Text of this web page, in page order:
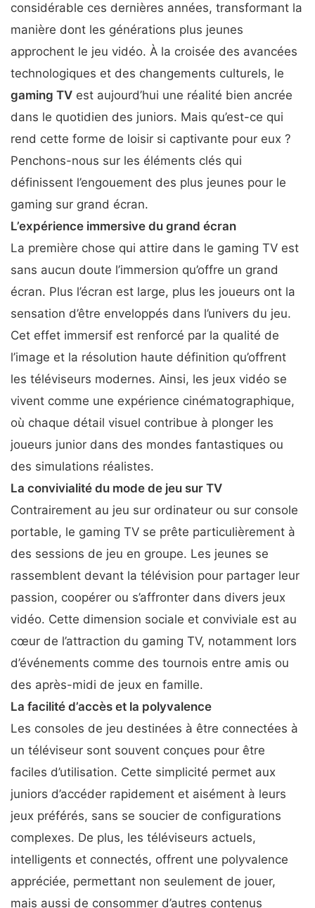
considérable ces dernières années, transformant la
manière dont les générations plus jeunes
approchent le jeu vidéo. À la croisée des avancées
technologiques et des changements culturels, le
gaming TV est aujourd’hui une réalité bien ancrée
dans le quotidien des juniors. Mais qu’est-ce qui
rend cette forme de loisir si captivante pour eux ?
Penchons-nous sur les éléments clés qui
définissent l’engouement des plus jeunes pour le
gaming sur grand écran.
L’expérience immersive du grand écran
La première chose qui attire dans le gaming TV est
sans aucun doute l’immersion qu’offre un grand
écran. Plus l’écran est large, plus les joueurs ont la
sensation d’être enveloppés dans l’univers du jeu.
Cet effet immersif est renforcé par la qualité de
l’image et la résolution haute définition qu’offrent
les téléviseurs modernes. Ainsi, les jeux vidéo se
vivent comme une expérience cinématographique,
où chaque détail visuel contribue à plonger les
joueurs junior dans des mondes fantastiques ou
des simulations réalistes.
La convivialité du mode de jeu sur TV
Contrairement au jeu sur ordinateur ou sur console
portable, le gaming TV se prête particulièrement à
des sessions de jeu en groupe. Les jeunes se
rassemblent devant la télévision pour partager leur
passion, coopérer ou s’affronter dans divers jeux
vidéo. Cette dimension sociale et conviviale est au
cœur de l’attraction du gaming TV, notamment lors
d’événements comme des tournois entre amis ou
des après-midi de jeux en famille.
La facilité d’accès et la polyvalence
Les consoles de jeu destinées à être connectées à
un téléviseur sont souvent conçues pour être
faciles d’utilisation. Cette simplicité permet aux
juniors d’accéder rapidement et aisément à leurs
jeux préférés, sans se soucier de configurations
complexes. De plus, les téléviseurs actuels,
intelligents et connectés, offrent une polyvalence
appréciée, permettant non seulement de jouer,
mais aussi de consommer d’autres contenus